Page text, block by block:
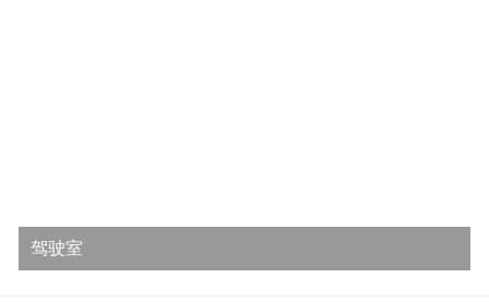
驾驶室